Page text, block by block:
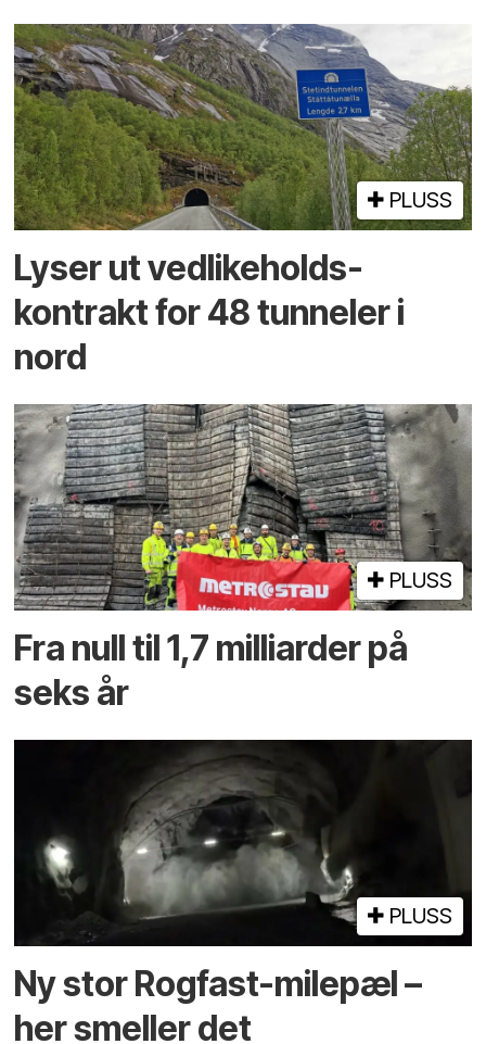
PLUSS
Lyser ut vedlikeholds­
kontrakt for 48 tunneler i
nord
PLUSS
Fra null til 1,7 milliarder på
seks år
PLUSS
Ny stor Rogfast-milepæl –
her smeller det